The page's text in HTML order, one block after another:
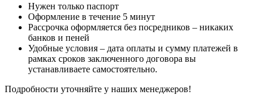
Нужен только паспорт
Оформление в течение 5 минут
Рассрочка оформляется без посредников – никаких
банков и пеней
Удобные условия – дата оплаты и сумму платежей в
рамках сроков заключенного договора вы
устанавливаете самостоятельно.
Подробности уточняйте у наших менеджеров!